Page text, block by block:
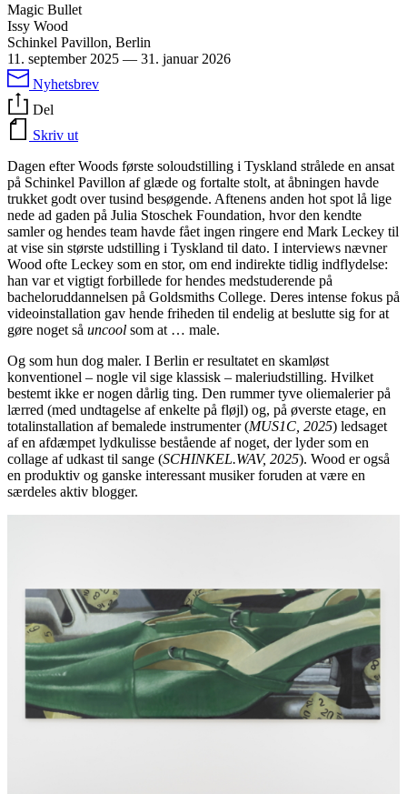
Magic Bullet
Issy Wood
Schinkel Pavillon, Berlin
11. september 2025 — 31. januar 2026
Nyhetsbrev
Del
Skriv ut
Dagen efter Woods første soloudstilling i Tyskland strålede en ansat
på Schinkel Pavillon af glæde og fortalte stolt, at åbningen havde
trukket godt over tusind besøgende. Aftenens anden hot spot lå lige
nede ad gaden på Julia Stoschek Foundation, hvor den kendte
samler og hendes team havde fået ingen ringere end Mark Leckey til
at vise sin største udstilling i Tyskland til dato. I interviews nævner
Wood ofte Leckey som en stor, om end indirekte tidlig indflydelse:
han var et vigtigt forbillede for hendes medstuderende på
bacheloruddannelsen på Goldsmiths College. Deres intense fokus på
videoinstallation gav hende friheden til endelig at beslutte sig for at
gøre noget så uncool som at … male.
Og som hun dog maler. I Berlin er resultatet en skamløst
konventionel – nogle vil sige klassisk – maleriudstilling. Hvilket
bestemt ikke er nogen dårlig ting. Den rummer tyve oliemalerier på
lærred (med undtagelse af enkelte på fløjl) og, på øverste etage, en
totalinstallation af bemalede instrumenter (MUS1C, 2025) ledsaget
af en afdæmpet lydkulisse bestående af noget, der lyder som en
collage af udkast til sange (SCHINKEL.WAV, 2025). Wood er også
en produktiv og ganske interessant musiker foruden at være en
særdeles aktiv blogger.